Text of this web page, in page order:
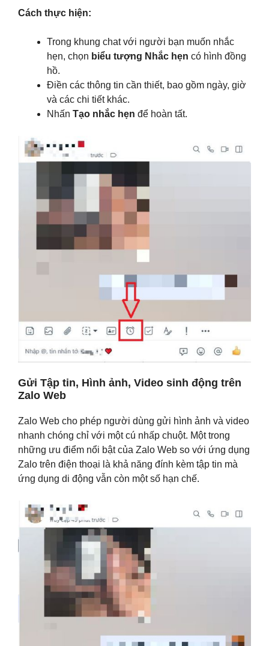
Cách thực hiện:
Trong khung chat với người bạn muốn nhắc
hẹn, chọn biểu tượng Nhắc hẹn có hình đồng
hồ.
Điền các thông tin cần thiết, bao gồm ngày, giờ
và các chi tiết khác.
Nhấn Tạo nhắc hẹn để hoàn tất.
Gửi Tập tin, Hình ảnh, Video sinh động trên
Zalo Web
Zalo Web cho phép người dùng gửi hình ảnh và video
nhanh chóng chỉ với một cú nhấp chuột. Một trong
những ưu điểm nổi bật của Zalo Web so với ứng dụng
Zalo trên điện thoại là khả năng đính kèm tập tin mà
ứng dụng di động vẫn còn một số hạn chế.